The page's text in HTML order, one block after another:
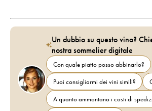
Un dubbio su questo vino?
nostra sommelier digitale
Con quale piatto posso abbinarlo?
Puoi consigliarmi dei vini simili?
A quanto ammontano i costi di